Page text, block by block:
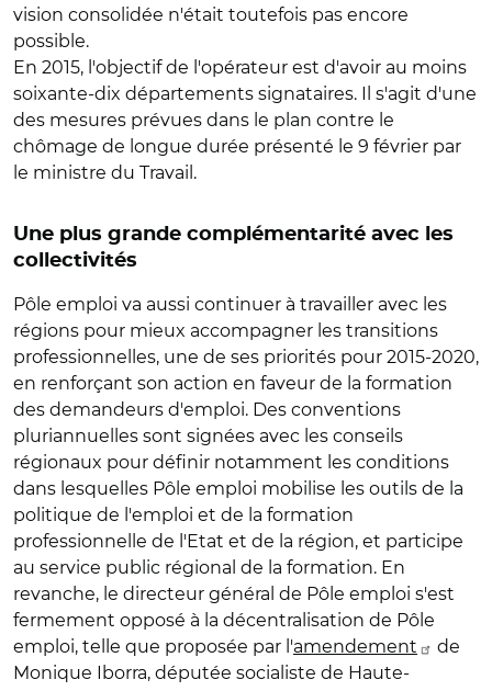
vision consolidée n'était toutefois pas encore
possible.
En 2015, l'objectif de l'opérateur est d'avoir au moins
soixante-dix départements signataires. Il s'agit d'une
des mesures prévues dans le plan contre le
chômage de longue durée présenté le 9 février par
le ministre du Travail.
Une plus grande complémentarité avec les
collectivités
Pôle emploi va aussi continuer à travailler avec les
régions pour mieux accompagner les transitions
professionnelles, une de ses priorités pour 2015-2020,
en renforçant son action en faveur de la formation
des demandeurs d'emploi. Des conventions
pluriannuelles sont signées avec les conseils
régionaux pour définir notamment les conditions
dans lesquelles Pôle emploi mobilise les outils de la
politique de l'emploi et de la formation
professionnelle de l'Etat et de la région, et participe
au service public régional de la formation. En
revanche, le directeur général de Pôle emploi s'est
fermement opposé à la décentralisation de Pôle
emploi, telle que proposée par l'amendement
de
Monique Iborra, députée socialiste de Haute-